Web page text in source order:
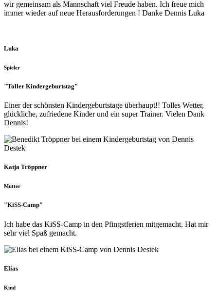
wir gemeinsam als Mannschaft viel Freude haben. Ich freue mich
immer wieder auf neue Herausforderungen ! Danke Dennis Luka
Luka
Spieler
"Toller Kindergeburtstag"
Einer der schönsten Kindergeburtstage überhaupt!! Tolles Wetter,
glückliche, zufriedene Kinder und ein super Trainer. Vielen Dank
Dennis!
Katja Tröppner
Mutter
"KiSS-Camp"
Ich habe das KiSS-Camp in den Pfingstferien mitgemacht. Hat mir
sehr viel Spaß gemacht.
Elias
Kind